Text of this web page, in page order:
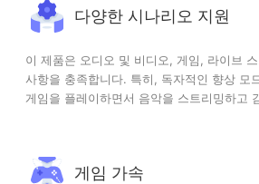
다양한 시나리오 지원
이 제품은 오디오 및 비디오, 게임, 라이브
사항을 충족합니다. 특히, 독자적인 향상 모
게임을 플레이하면서 음악을 스트리밍하고
게임 가속